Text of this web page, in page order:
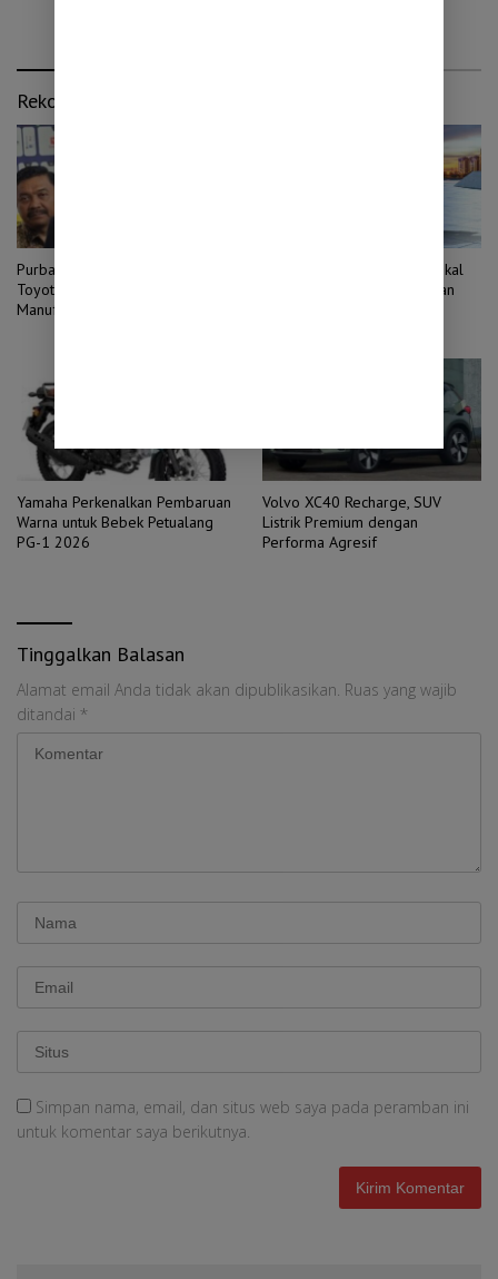
Rekomendasi untuk kamu
Purbaya Tawarkan Insentif agar
Toyota Pindahkan Pusat
Manufaktur dari Thailand ke
Alva Cervo, Motor Listrik Lokal
dengan Performa Tinggi dan
Yamaha Perkenalkan Pembaruan
Warna untuk Bebek Petualang
PG-1 2026
Volvo XC40 Recharge, SUV
Listrik Premium dengan
Performa Agresif
Tinggalkan Balasan
Alamat email Anda tidak akan dipublikasikan. Ruas yang wajib
ditandai *
Simpan nama, email, dan situs web saya pada peramban ini
untuk komentar saya berikutnya.